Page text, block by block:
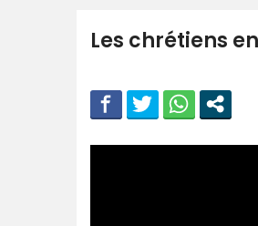
Nous aider
Les chrétiens